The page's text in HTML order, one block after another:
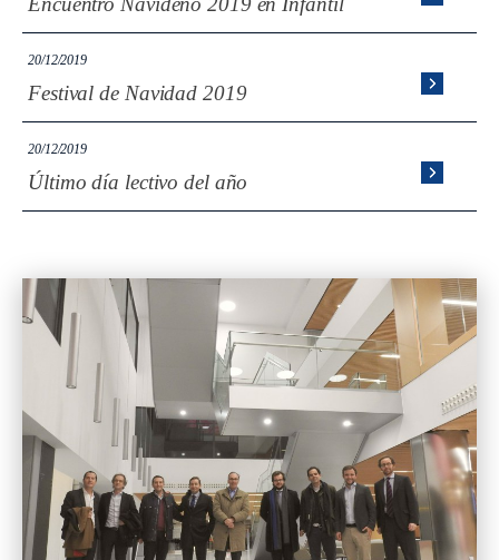
20/12/2019
Festival de Navidad 2019
20/12/2019
Último día lectivo del año